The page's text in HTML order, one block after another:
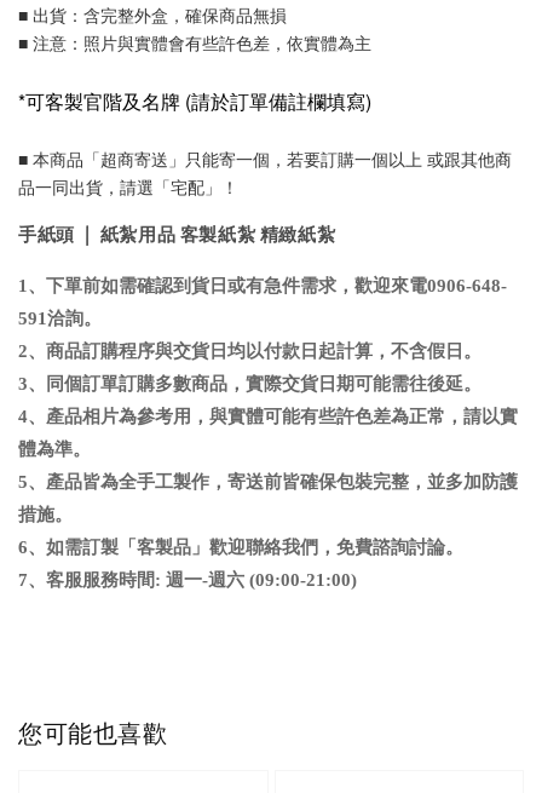
■ 出貨：含完整外盒，確保商品無損
■ 注意：照片與實體會有些許色差，依實體為主
*可客製官階及名牌 (請於訂單備註欄填寫)
■ 本商品「超商寄送」只能寄一個，若要訂購一個以上 或跟其他商
品一同出貨，請選「宅配」！
手紙頭 | 紙紮用品 客製紙紮 精緻紙紮
1、下單前如需確認到貨日或有急件需求，歡迎來電0906-648-
591洽詢。
2、商品訂購程序與交貨日均以付款日起計算，不含假日 。
3、同個訂單訂購多數商品，實際交貨日期可能需往後延。
4、 產品相片為參考用，與實體可能有些許色差為正常，請以實
體為準。
5、 產品皆為全手工製作，寄送前皆確保包裝完整，並多加防護
措施。
6、 如需訂製「客製品」歡迎聯絡我們，免費諮詢討論。
7、客服服務時間: 週一-週六 (09:00-21:00)
您可能也喜歡